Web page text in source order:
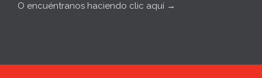
O encuéntranos haciendo clic aquí →